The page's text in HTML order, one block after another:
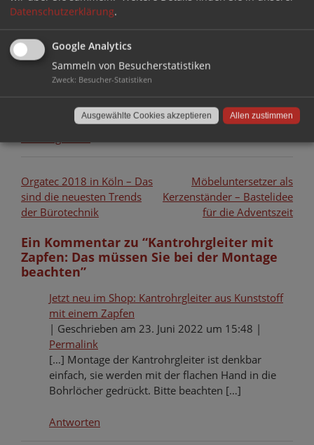
Stühle richtig vermessen
FAQs
Freischwinger,Kantrohrgleiter,Kunststoffgleiter,
Beitragsnavigation
Orgatec 2018 in Köln – Das
sind die neuesten Trends
der Bürotechnik
Möbeluntersetzer als
Kerzenständer – Bastelidee
für die Adventszeit
Ein Kommentar zu “Kantrohrgleiter mit
Zapfen: Das müssen Sie bei der Montage
beachten”
Jetzt neu im Shop: Kantrohrgleiter aus Kunststoff
mit einem Zapfen
| Geschrieben am 23. Juni 2022 um 15:48 |
Permalink
[…] Montage der Kantrohrgleiter ist denkbar
einfach, sie werden mit der flachen Hand in die
Bohrlöcher gedrückt. Bitte beachten […]
Antworten
Datenschutzerklärung.
Google Analytics
Sammeln von Besucherstatistiken
Zweck: Besucher-Statistiken
Allen zustimmen
Ausgewählte Cookies akzeptieren